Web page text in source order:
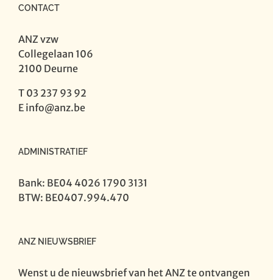
CONTACT
ANZ vzw
Collegelaan 106
2100 Deurne
T 03 237 93 92
E info@anz.be
ADMINISTRATIEF
Bank: BE04 4026 1790 3131
BTW: BE0407.994.470
ANZ NIEUWSBRIEF
Wenst u de nieuwsbrief van het ANZ te ontvangen